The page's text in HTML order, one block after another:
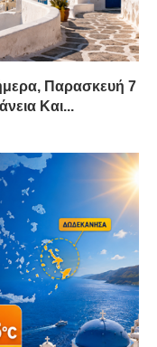
Παρασκευή 7
Και...